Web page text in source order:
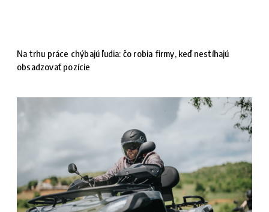
Na trhu práce chýbajú ľudia: čo robia firmy, keď nestíhajú
obsadzovať pozície